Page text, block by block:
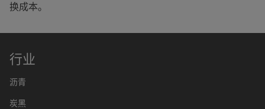
换成本。
行业
沥青
炭黑